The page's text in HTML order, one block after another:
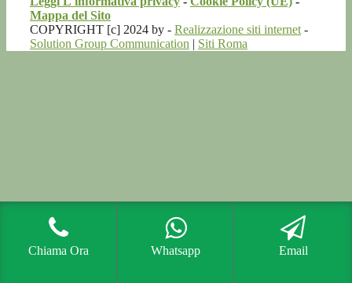
Mappa del Sito
COPYRIGHT [c] 2024 by - Realizzazione siti internet -
Solution Group Communication | Siti Roma
Chiama Ora Whatsapp Email